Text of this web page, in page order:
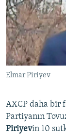
Elmar Piriyev
AXCP daha bir
Partiyanın
Piriyevin 10